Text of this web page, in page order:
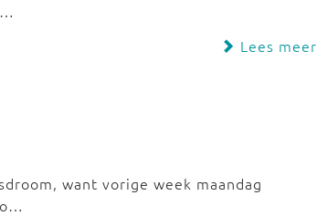
Lees meer
want vorige week maandag